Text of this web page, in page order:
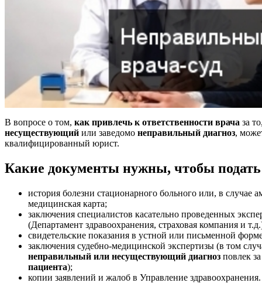
В вопросе о том, как привлечь к ответственности врача за
несуществующий или заведомо неправильный диагноз,
квалифицированный юрист.
Какие документы нужны, чтобы подать
история болезни стационарного больного или, в случае
медицинская карта;
заключения специалистов касательно проведенных
(Департамент здравоохранения, страховая компания и
свидетельские показания в устной или письменной
заключения судебно-медицинской экспертизы (в том
неправильный или несуществующий диагноз повлек
пациента);
копии заявлений и жалоб в Управление здравоохранения.